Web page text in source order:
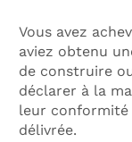
Vous avez
aviez obtenu
de construire
déclarer à la
leur conformité
délivrée.